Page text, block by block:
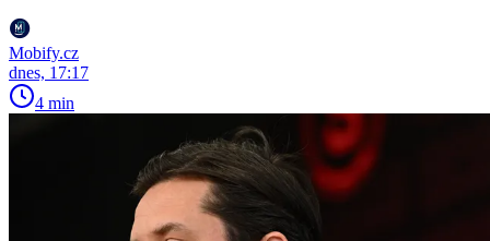
Mobify.cz
dnes, 17:17
4 min